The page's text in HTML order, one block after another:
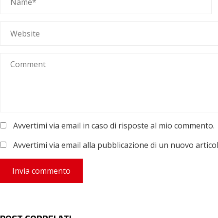
Avvertimi via email in caso di risposte al mio commento.
Avvertimi via email alla pubblicazione di un nuovo